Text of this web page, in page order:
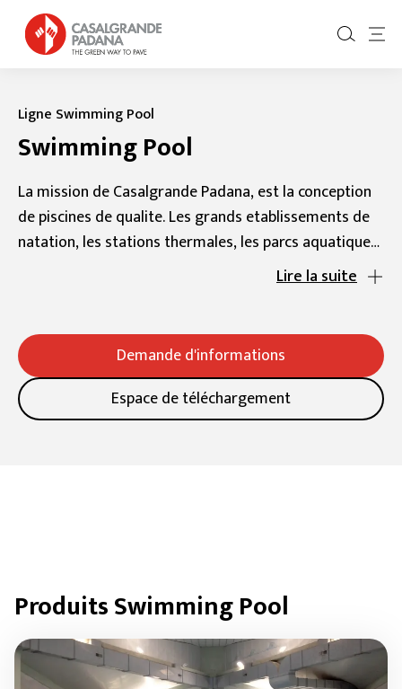
Ligne Swimming Pool
Swimming Pool
La mission de Casalgrande Padana, est la conception
de piscines de qualite. Les grands etablissements de
natation, les stations thermales, les parcs aquatiques
et les piscines privees sont de plus en plus repandus,
recherche sur les matieres, l’analyse des points
critiques lies aux projets et l’application de solutions
techniques evoluees sont les activites principales de
l’equipe technique de Casalgrande Padana, qui associe
Lire la suite
Demande d'informations
Espace de téléchargement
ProduitsSwimming Pool